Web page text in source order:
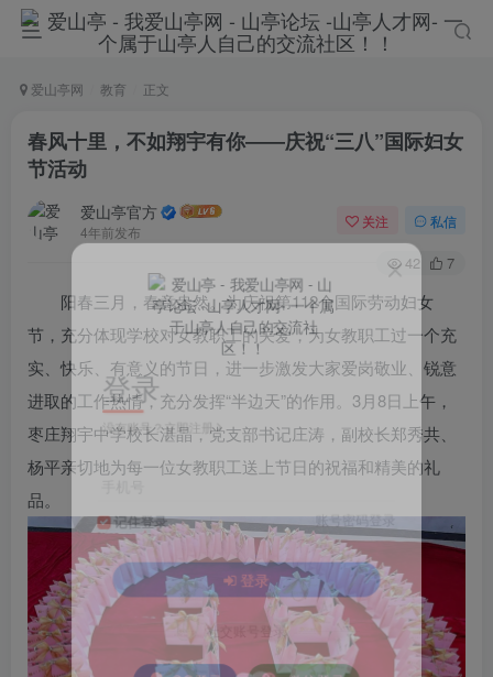
爱山亭网 教育 正文
春风十里，不如翔宇有你――庆祝“三八”国际妇女
节活动
爱山亭官方
4年前发布
关注 私信
42 7
阳春三月，春意盎然。为庆祝第112个国际劳动妇女
节，充分体现学校对女教职工的关爱，为女教职工过一个充
实、快乐、有意义的节日，进一步激发大家爱岗敬业、锐意
进取的工作热情，充分发挥“半边天”的作用。3月8日上午，
枣庄翔宇中学校长湛晶，党支部书记庄涛，副校长郑秀共、
杨平亲切地为每一位女教职工送上节日的祝福和精美的礼
品。
登录
没有账号？立即注册
记住登录 账号密码登录
登录
社交账号登录